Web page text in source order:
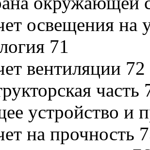
освещения на
71
вентиляции 72
часть
устройство и
на прочность